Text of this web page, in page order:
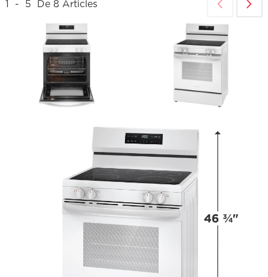
1 - 5 De 8 Articles